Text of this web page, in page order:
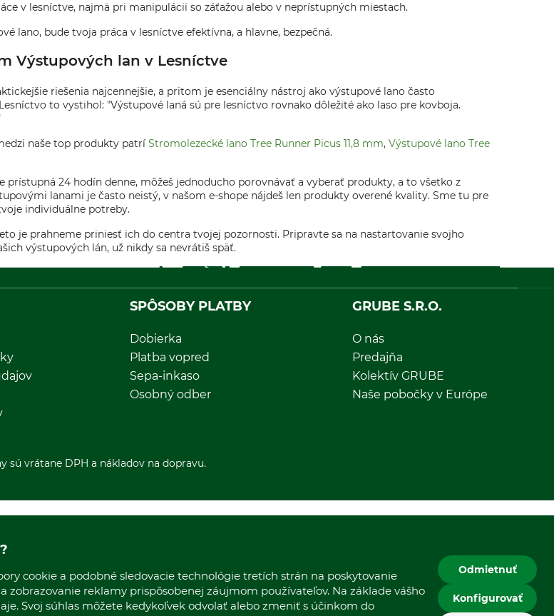
v lesníctve, najmä pri manipulácii so záťažou alebo v neprístupných miestach.
lano, bude tvoja práca v lesníctve efektívna, a hlavne, bezpečná.
Výstupových lan v Lesníctve
riešenia najcennejšie, a pritom je esenciálny nástroj ako výstupové lano často
to vystihol: "Výstupové laná sú pre lesníctvo rovnako dôležité ako laso pre kovboja.
naše top produkty patrí Stromolezecké lano Tree Runner Picus 11,8 mm, Výstupové lano Tree
24 hodín denne, môžeš jednoducho porovnávať a vyberať produkty, a to všetko z
lanami je často neistý, v našom e-shope nájdeš len produkty overené kvality. Sme tu pre
individuálne potreby.
je prahneme priniesť ich do centra tvojej pozornosti. Pripravte sa na nastartovanie svojho
výstupových lán, už nikdy sa nevrátiš späť.
SPÔSOBY PLATBY
Dobierka
Platba vopred
Sepa-inkaso
Osobný odber
GRUBE S.R.O.
O nás
Predajňa
Kolektív GRUBE
Naše pobočky v Európe
sú vrátane DPH a nákladov na dopravu.
cookie a podobné sledovacie technológie tretích strán na poskytovanie
zobrazovanie reklamy prispôsobenej záujmom používateľov. Na základe vášho
Svoj súhlas môžete kedykoľvek odvolať alebo zmeniť s účinkom do
Odmietnuť
Konfigurovať